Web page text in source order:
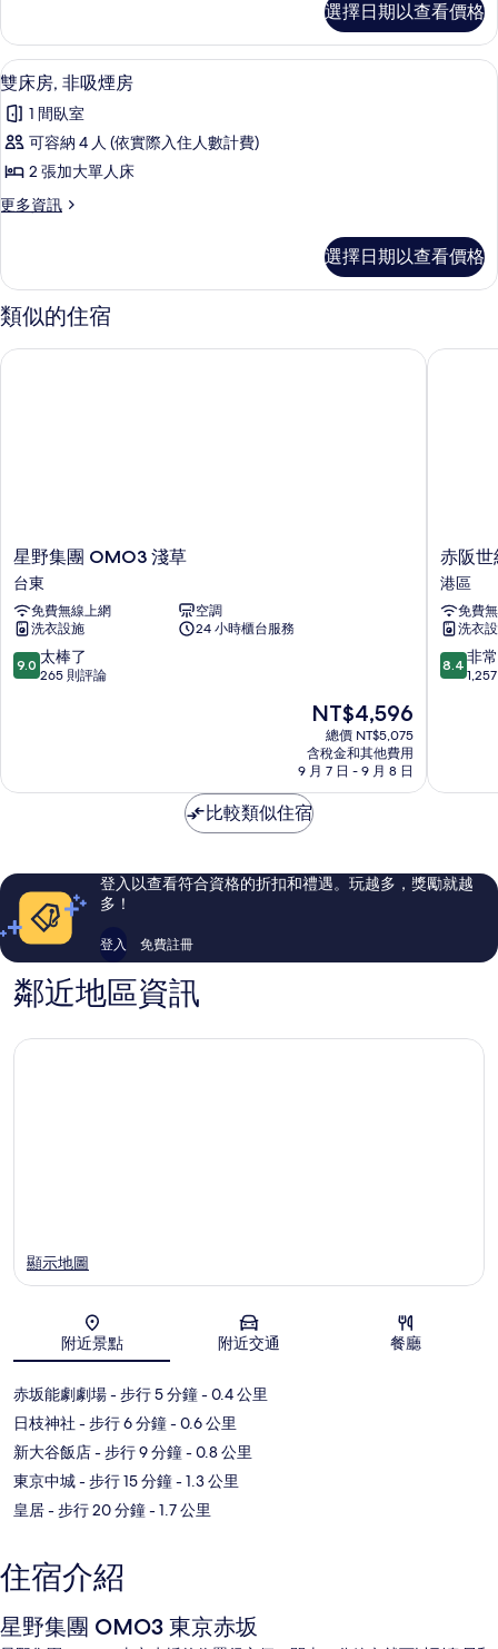
雙
人
床,
非
吸
煙
房
有
相
片
房,
張
大
雙
床,
非
吸
的
情
選擇日期以查看價格
顯
示
雙
床
非
煙
房
的
所
雙床房, 非吸煙房 | 客房內保險箱、書
16
雙床房, 非吸煙房
1 間臥室
可容納 4 人 (依實際入住人數計費)
2 張加大單人床
更多資訊
更
房,
非
吸
房
選擇日期以查看價格
類似的住宿
星
野
集
團
OMO3
淺
草
星野集團 OMO3 淺草
台東
免費無線上網
空調
洗衣設施
24 小時櫃台服務
9.0
分，
棒
評
論
9.0 太棒了
265 則評論
現
價
格
為
NT$4,596
NT$4,596
總價 NT$5,075
含稅金和其他費用
9 月 7 日 - 9 月 8 日
星野集團 OMO3 淺草
赤
阪
世
紀
飯
店
港
赤阪世
港區
免費
洗衣
8.4
分，
常
評
論
8.4 非
赤阪世
比較類似住宿
登入以查看符合資格的折扣和禮遇。玩越多，獎勵就越
多！
登入 免費註冊
鄰近地區資訊
地圖
顯示地圖
附近景點 附近交通 餐廳
赤坂能劇劇場- 步行 5 分鐘- 0.4 公里
日枝神社 - 步行 6 分鐘- 0.6 公里
新大谷飯店- 步行 9 分鐘- 0.8 公里
東京中城- 步行 15 分鐘- 1.3 公里
皇居- 步行 20 分鐘- 1.7 公里
住宿介紹
星野集團 OMO3 東京赤坂